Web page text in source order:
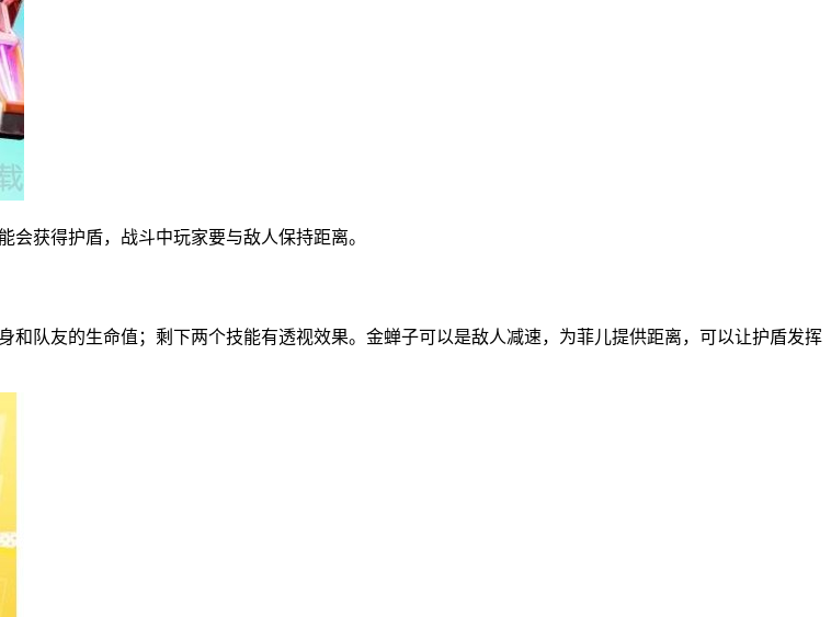
获得护盾，战斗中玩家要与敌人保持距离。
队友的生命值；剩下两个技能有透视效果。金蝉子可以是敌人减速，为菲儿提供距离，可以让护盾发挥